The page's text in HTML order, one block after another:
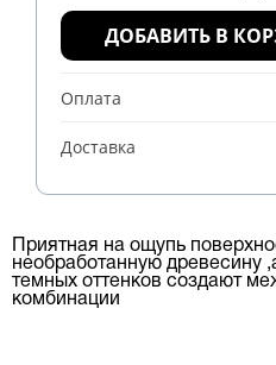
ДОБАВИТЬ В
Оплата
Доставка
Приятная на ощупь
необработанную древесину
темных оттенков создают
комбинации